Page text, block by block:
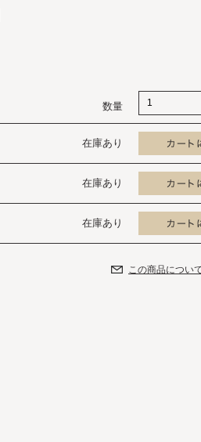
数量
在庫あり
在庫あり
在庫あり
この商品につい